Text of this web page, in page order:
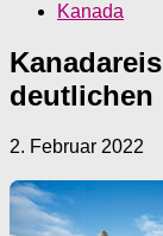
Kanada
deutlichen
2. Februar 2022